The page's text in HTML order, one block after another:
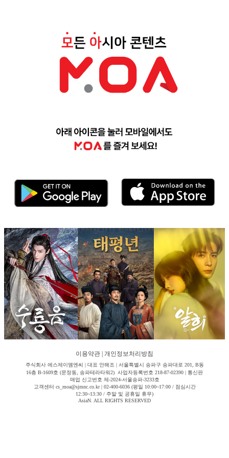
이용약관 개인정보처리방침
주식회사 에스제이엠엔씨 | 대표 안해조 | 서울특별시 송파구 송파대로 201, B동
16층 B-1609호 (문정동, 송파테라타워2) 사업자등록번호 218-87-02390 | 통신판
매업 신고번호 제-2024-서울송파-3233호
고객센터 cs_moa@sjmnc.co.kr | 02-400-6036 (평일 10:00~17:00 / 점심시간
12:30~13:30 / 주말 및 공휴일 휴무)
AsiaN. ALL RIGHTS RESERVED